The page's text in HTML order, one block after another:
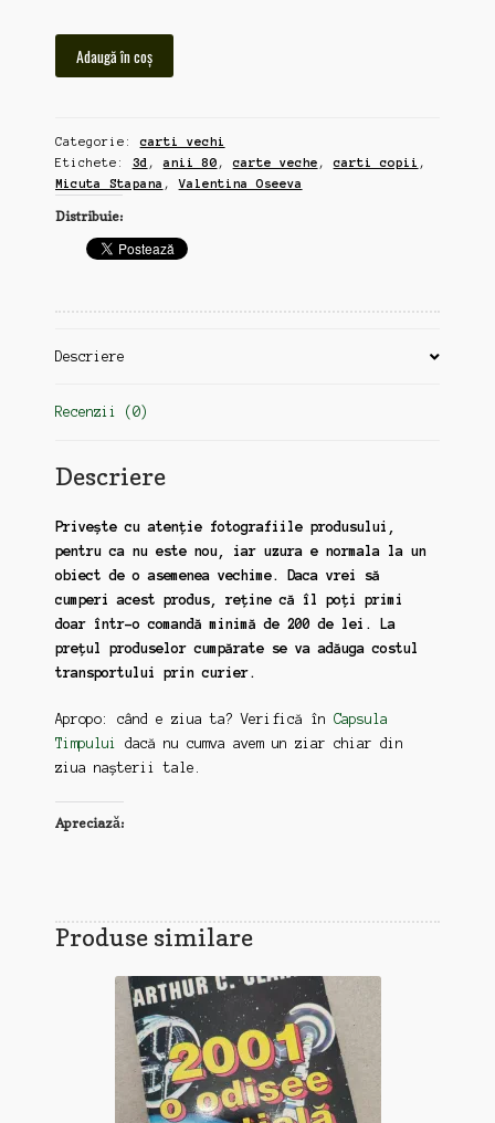
veche,
3d,
Valentina
Oseeva,
Adaugă în coș
Categorie:carti vechi
Etichete: 3d ,anii 80 ,carte veche ,carti copii ,
Micuta Stapana ,Valentina Oseeva
Distribuie:
Descriere
Recenzii (0)
Descriere
Privește cu atenție fotografiile produsului,
pentru ca nu este nou, iar uzura e normala la un
obiect de o asemenea vechime. Daca vrei să
cumperi acest produs, reține că îl poți primi
doar într-o comandă minimă de 200 de lei. La
prețul produselor cumpărate se va adăuga costul
transportului prin curier.
Apropo: când e ziua ta? Verifică în Capsula
Timpului
dacă nu cumva avem un ziar chiar din
ziua nașterii tale.
Apreciază:
Produse similare